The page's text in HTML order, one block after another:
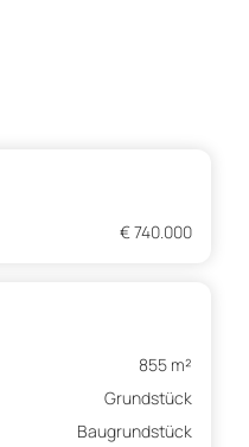
€ 740.000
855 m²
Grundstück
Baugrundstück